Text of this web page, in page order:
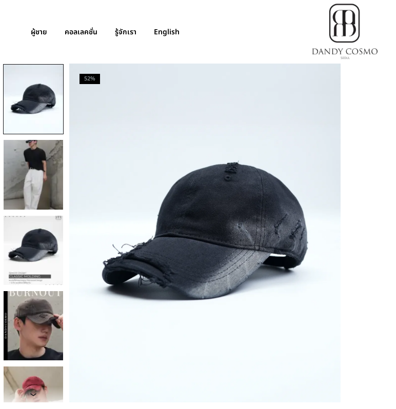
ผู้ชาย คอลเลคชั่น รู้จักเรา English
Dandy
เสื้อผ้า
52%